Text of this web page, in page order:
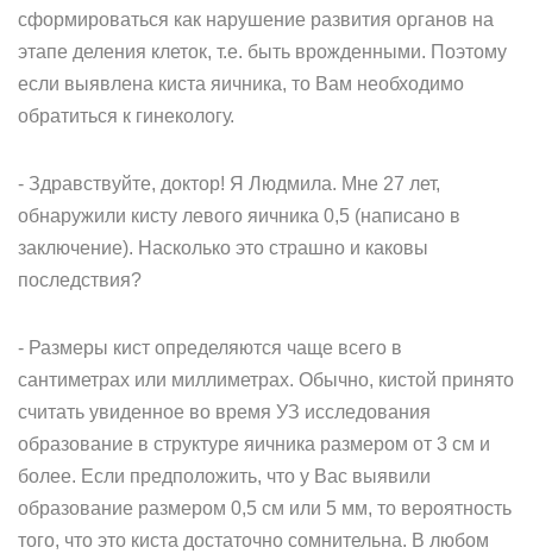
сформироваться как нарушение развития органов на
этапе деления клеток, т.е. быть врожденными. Поэтому
если выявлена киста яичника, то Вам необходимо
обратиться к гинекологу.
- Здравствуйте, доктор! Я Людмила. Мне 27 лет,
обнаружили кисту левого яичника 0,5 (написано в
заключение). Насколько это страшно и каковы
последствия?
- Размеры кист определяются чаще всего в
сантиметрах или миллиметрах. Обычно, кистой принято
считать увиденное во время УЗ исследования
образование в структуре яичника размером от 3 см и
более. Если предположить, что у Вас выявили
образование размером 0,5 см или 5 мм, то вероятность
того, что это киста достаточно сомнительна. В любом